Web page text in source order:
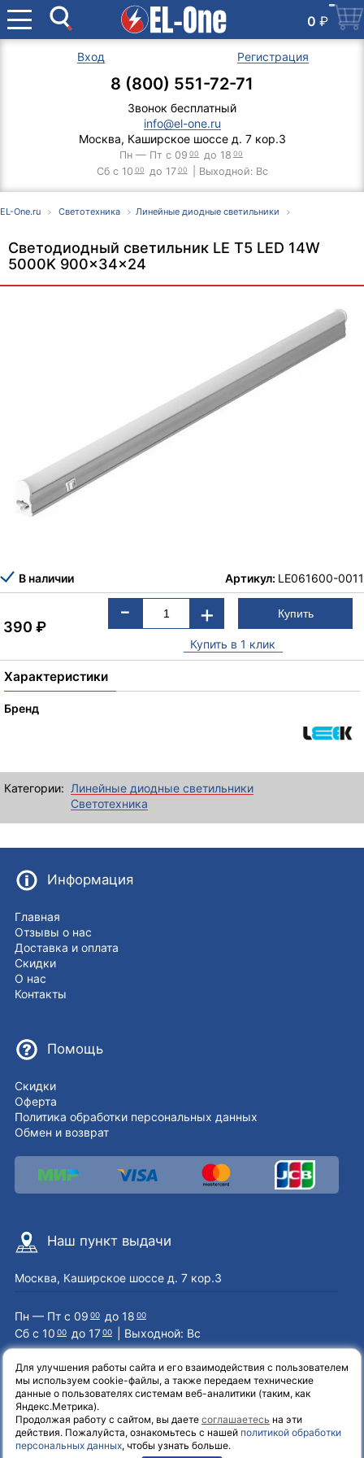
0 ₽
Вход Регистрация
8 (800) 551-72-71
Звонок бесплатный
info@el-one.ru
Москва, Каширское шоссе д. 7 кор.3
Пн — Пт с 09 00 до 18 00
Сб с 10 00 до 17 00 | Выходной: Вс
EL-One.ru Светотехника Линейные диодные светильники
Светодиодный светильник LE T5 LED 14W
5000K 900x34x24
В наличии Артикул: LE061600-0011
390₽
- +
Купить в 1 клик
Характеристики
Бренд
Категории: Линейные диодные светильники
Светотехника
Информация
Главная
Отзывы о нас
Доставка и оплата
Скидки
О нас
Контакты
Помощь
Скидки
Оферта
Политика обработки персональных данных
Обмен и возврат
Наш пункт выдачи
Москва, Каширское шоссе д. 7 кор.3
Пн — Пт с 09 00 до 18 00
Сб с 10 00 до 1700 | Выходной: Вс
Наши контакты
8 (800) 551-72-71
info@el-one.ru
Для улучшения работы сайта и его взаимодействия с пользователем
мы используем cookie-файлы, а также передаем технические
данные о пользователях системам веб-аналитики (таким, как
Яндекс.Метрика).
Продолжая работу с сайтом, вы даете соглашаетесь на эти
действия. Пожалуйста, ознакомьтесь с нашей политикой обработки
персональных данных, чтобы узнать больше.